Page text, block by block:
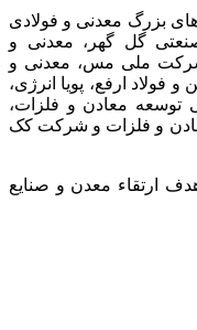
بزرگ معدنی و فولادی
گل گهر، معدنی و
شرکت ملی مس، معدنی و
فولاد ارفع، پویا انرژی،
توسعه معادن و فلزات،
و فلزات و شرکت کک
ارتقاء معدن و صنایع